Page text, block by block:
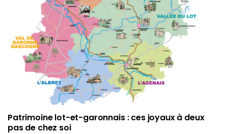
Patrimoine lot-et-garonnais : ces joyaux à deux
pas de chez soi